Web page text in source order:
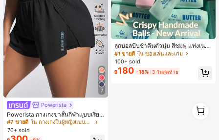
7
Powerista
Powerista กางเกงขาสั้นกีฬาแบบเรียบ
ง่าย สไตล์วันทุกวัน กางเกงขาสั้นสบาย
พร้อมเสวตเตอร์
#7 ขายดี
ใน กางเกงในผู้หญิงแบบแอคทีฟ
70+ sold
ลูกบอลบีบช้าคืนตัวนุ่ม สีชมพู แท่งเนย
บีบคลายเครียด นุ่มยืดหยุ่น ของเล่นบีบ
4 ออนซ์ ของเล่นเกลือ เหมาะสำหรับขอ
งขวัญวันหยุด ของขวัญสนุกและน่ารัก
ของขวัญวันเกิด ของขวัญอีสเตอร์ ของ
สกวิชชี่เนยกรอบ บีบ ลูกบอลสลัชชี่
#1 ขายดี ใน ของเล่นและเกม
100+ sold
฿180 -18% 3 วันสุดท้าย